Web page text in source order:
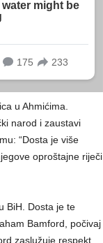
u Ahmićima.
narod i zaustavi
“Dosta je više
oproštajne riječi
BiH. Dosta je te
Bamford, počivaj
zaslužuje respekt